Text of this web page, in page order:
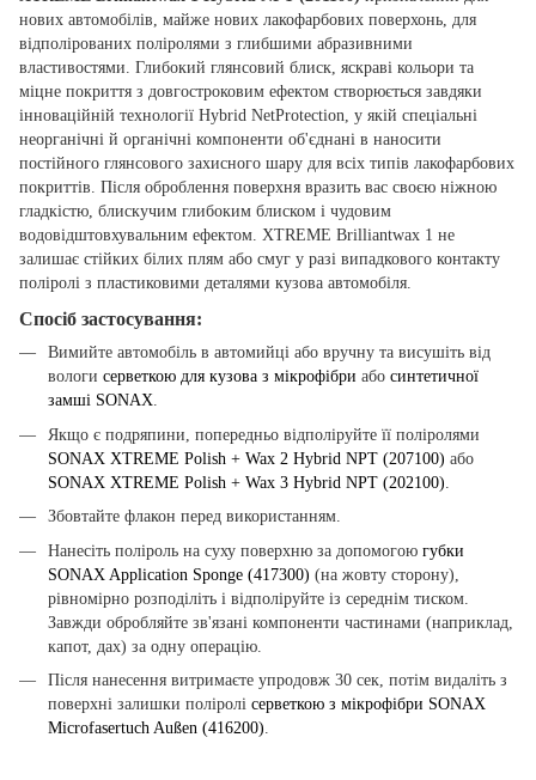
нових автомобілів, майже нових лакофарбових поверхонь, для
відполірованих поліролями з глибшими абразивними
властивостями. Глибокий глянсовий блиск, яскраві кольори та
міцне покриття з довгостроковим ефектом створюється завдяки
інноваційній технології Hybrid NetProtection, у якій спеціальні
неорганічні й органічні компоненти об'єднані в наносити
постійного глянсового захисного шару для всіх типів лакофарбових
покриттів. Після оброблення поверхня вразить вас своєю ніжною
гладкістю, блискучим глибоким блиском і чудовим
водовідштовхувальним ефектом. XTREME Brilliantwax 1 не
залишає стійких білих плям або смуг у разі випадкового контакту
поліролі з пластиковими деталями кузова автомобіля.
Спосіб застосування:
Вимийте автомобіль в автомийці або вручну та висушіть від
вологи серветкою для кузова з мікрофібри або синтетичної
замші SONAX.
Якщо є подряпини, попередньо відполіруйте її поліролями
SONAX XTREME Polish + Wax 2 Hybrid NPT (207100) або
SONAX XTREME Polish + Wax 3 Hybrid NPT (202100)
Збовтайте флакон перед використанням.
Нанесіть поліроль на суху поверхню за допомогою губки
SONAX Application Sponge (417300) (на жовту сторону),
рівномірно розподіліть і відполіруйте із середнім тиском.
Завжди обробляйте зв'язані компоненти частинами (наприклад,
капот, дах) за одну операцію.
Після нанесення витримаєте упродовж 30 сек, потім видаліть з
поверхні залишки поліролі серветкою з мікрофібри SONAX
Microfasertuch Außen (416200)